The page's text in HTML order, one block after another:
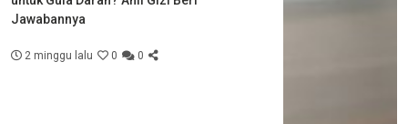
Jawabannya
2 minggu lalu 0 0